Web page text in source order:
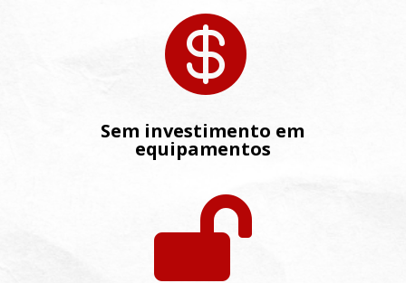

Sem investimento em
equipamentos
